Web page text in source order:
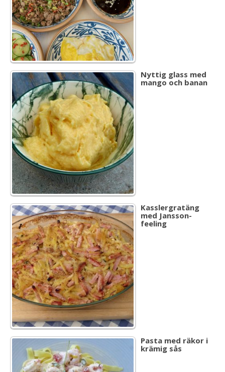
Nyttig glass med
mango och banan
Kasslergratäng
med Jansson-
feeling
Pasta med räkor i
krämig sås